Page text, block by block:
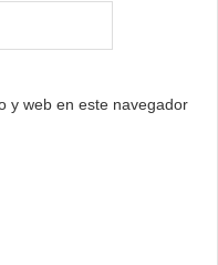
y web en este navegador